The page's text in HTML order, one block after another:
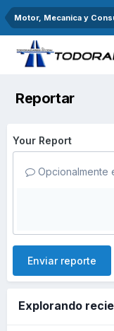
Motor, Mecanica y
Reportar
Your Report
Opcionalmente
Enviar reporte
Explorando